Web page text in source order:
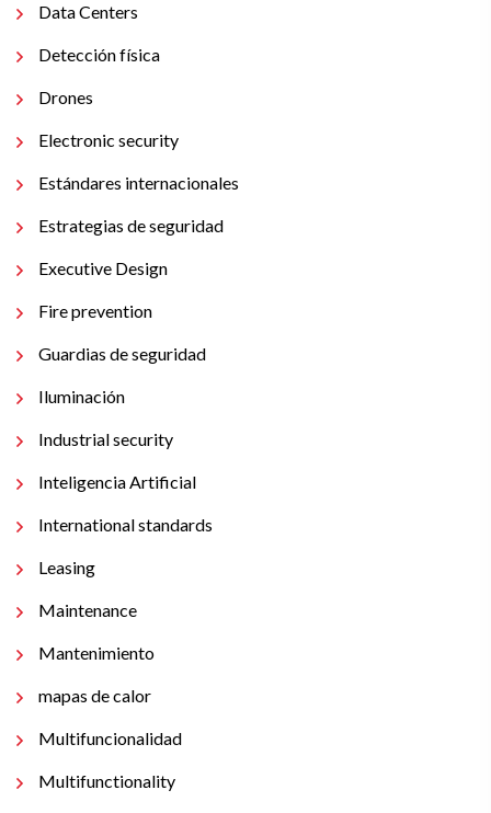
Data Centers
Detección física
Drones
Electronic security
Estándares internacionales
Estrategias de seguridad
Executive Design
Fire prevention
Guardias de seguridad
Iluminación
Industrial security
Inteligencia Artificial
International standards
Leasing
Maintenance
Mantenimiento
mapas de calor
Multifuncionalidad
Multifunctionality